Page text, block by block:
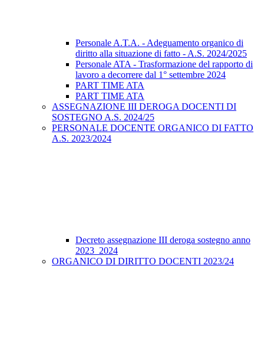
Personale A.T.A. - Adeguamento organico di
diritto alla situazione di fatto - A.S. 2024/2025
Personale ATA - Trasformazione del rapporto di
lavoro a decorrere dal 1° settembre 2024
PART TIME ATA
PART TIME ATA
ASSEGNAZIONE III DEROGA DOCENTI DI
SOSTEGNO A.S. 2024/25
PERSONALE DOCENTE ORGANICO DI FATTO
A.S. 2023/2024
Decreto assegnazione III deroga sostegno anno
2023_2024
ORGANICO DI DIRITTO DOCENTI 2023/24